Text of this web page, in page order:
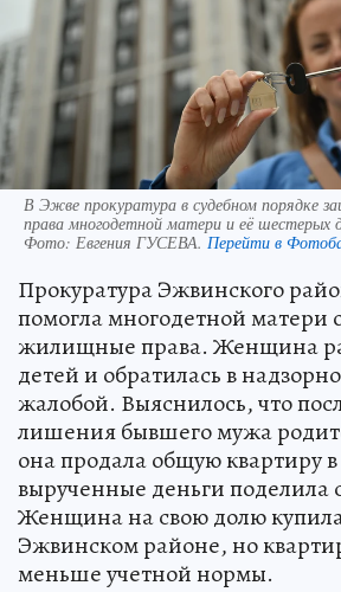
В Эжве прокуратура в судебном порядке
права многодетной матери и её шестерых
Фото: Евгения ГУСЕВА. Перейти в
Прокуратура Эжвинского
помогла многодетной матери
жилищные права. Женщина
детей и обратилась в
жалобой. Выяснилось, что
лишения бывшего мужа
она продала общую квартиру
вырученные деньги поделила
Женщина на свою долю
Эжвинском районе, но
меньше учетной нормы.